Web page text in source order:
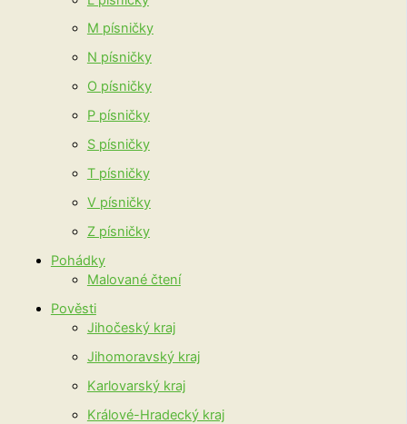
M písničky
N písničky
O písničky
P písničky
S písničky
T písničky
V písničky
Z písničky
Pohádky
Malované čtení
Pověsti
Jihočeský kraj
Jihomoravský kraj
Karlovarský kraj
Králové-Hradecký kraj